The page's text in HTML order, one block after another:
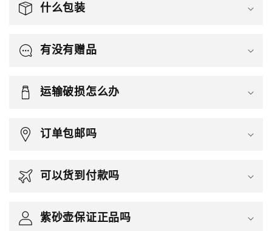
什么包装
有没有赠品
运输破损怎么办
订单包邮吗
可以货到付款吗
紫砂壶保证正品吗